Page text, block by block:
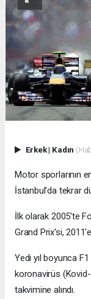
Erkek| Kadın
Motor sporlarının
İstanbul'da tekrar
İlk olarak 2005'te
Grand Prix'si,
Yedi yıl boyunca
koronavirüs (Kovid-
takvimine alındı.